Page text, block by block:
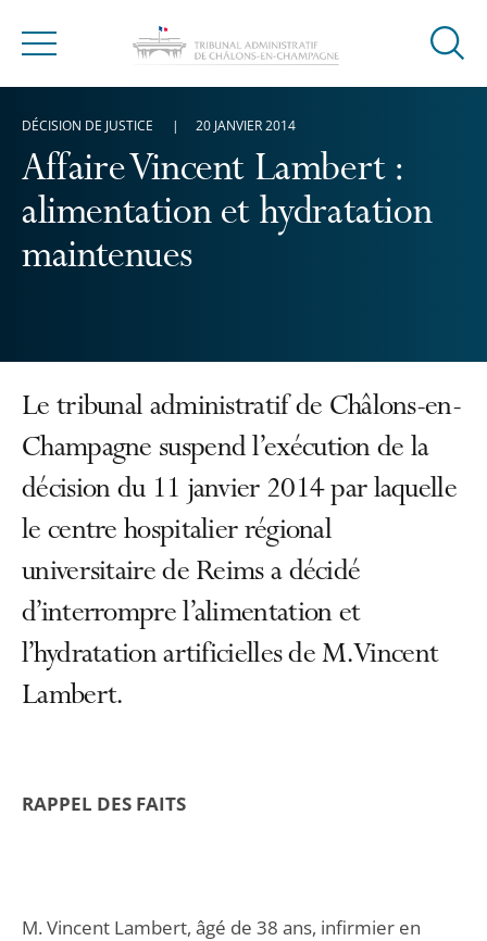
Menu
Ouvrir
Affaire Vincent Lambert :
alimentation et hydratation
maintenues
DÉCISION DE JUSTICE 20 JANVIER 2014
Le tribunal administratif de Châlons-en-
Champagne suspend l’exécution de la
décision du 11 janvier 2014 par laquelle
le centre hospitalier régional
universitaire de Reims a décidé
d’interrompre l’alimentation et
l’hydratation artificielles de M. Vincent
Lambert.
RAPPEL DES FAITS
M. Vincent Lambert, âgé de 38 ans, infirmier en